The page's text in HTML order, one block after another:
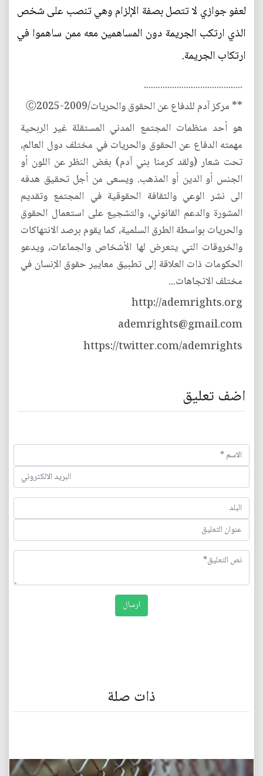
لعفو جوازي لا تتصل بصفة الإلزام وهي تنصب على شخص
الذي ارتكب الجريمة دون المساهمين معه ممن ساهموا في
ارتكاب الجريمة.
..........................................
** مركز آدم للدفاع عن الحقوق والحريات/2009-Ⓒ2025
هو أحد منظمات المجتمع المدني المستقلة غير الربحية
مهمته الدفاع عن الحقوق والحريات في مختلف دول العالم،
تحت شعار (ولقد كرمنا بني آدم) بغض النظر عن اللون أو
الجنس أو الدين أو المذهب. ويسعى من أجل تحقيق هدفه
الى نشر الوعي والثقافة الحقوقية في المجتمع وتقديم
المشورة والدعم القانوني، والتشجيع على استعمال الحقوق
والحريات بواسطة الطرق السلمية، كما يقوم برصد الانتهاكات
والخروقات التي يتعرض لها الأشخاص والجماعات، ويدعو
الحكومات ذات العلاقة إلى تطبيق معايير حقوق الإنسان في
مختلف الاتجاهات...
http://ademrights.org
ademrights@gmail.com
https://twitter.com/ademrights
اضف تعليق
ذات صلة